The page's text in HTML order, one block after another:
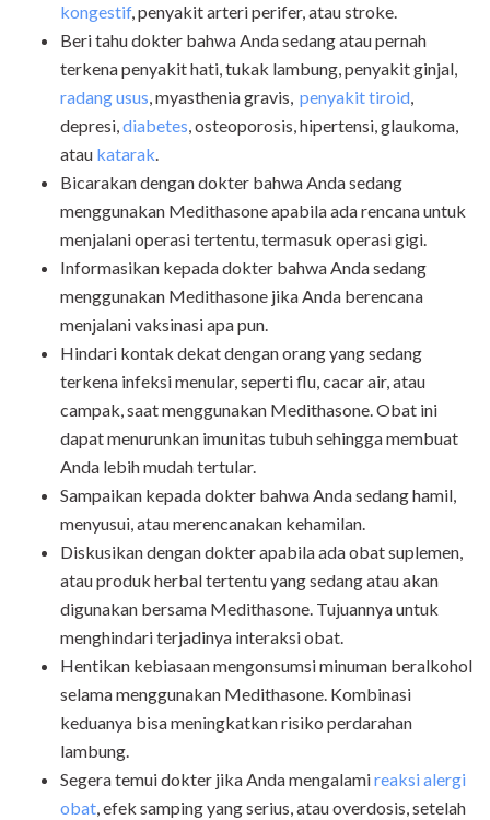
kongestif, penyakit arteri perifer, atau stroke.
Beri tahu dokter bahwa Anda sedang atau pernah
terkena penyakit hati, tukak lambung, penyakit ginjal,
radang usus, myasthenia gravis, penyakit tiroid,
depresi,diabetes, osteoporosis, hipertensi, glaukoma,
atau katarak.
Bicarakan dengan dokter bahwa Anda sedang
menggunakan Medithasone apabila ada rencana untuk
menjalani operasi tertentu, termasuk operasi gigi.
Informasikan kepada dokter bahwa Anda sedang
menggunakan Medithasone jika Anda berencana
menjalani vaksinasi apa pun.
Hindari kontak dekat dengan orang yang sedang
terkena infeksi menular, seperti flu, cacar air, atau
campak, saat menggunakan Medithasone. Obat ini
dapat menurunkan imunitas tubuh sehingga membuat
Anda lebih mudah tertular.
Sampaikan kepada dokter bahwa Anda sedang hamil,
menyusui, atau merencanakan kehamilan.
Diskusikan dengan dokter apabila ada obat suplemen,
atau produk herbal tertentu yang sedang atau akan
digunakan bersama Medithasone. Tujuannya untuk
menghindari terjadinya interaksi obat.
Hentikan kebiasaan mengonsumsi minuman beralkohol
selama menggunakan Medithasone. Kombinasi
keduanya bisa meningkatkan risiko perdarahan
lambung.
Segera temui dokter jika Anda mengalamireaksi alergi
obat, efek samping yang serius, atau overdosis, setelah